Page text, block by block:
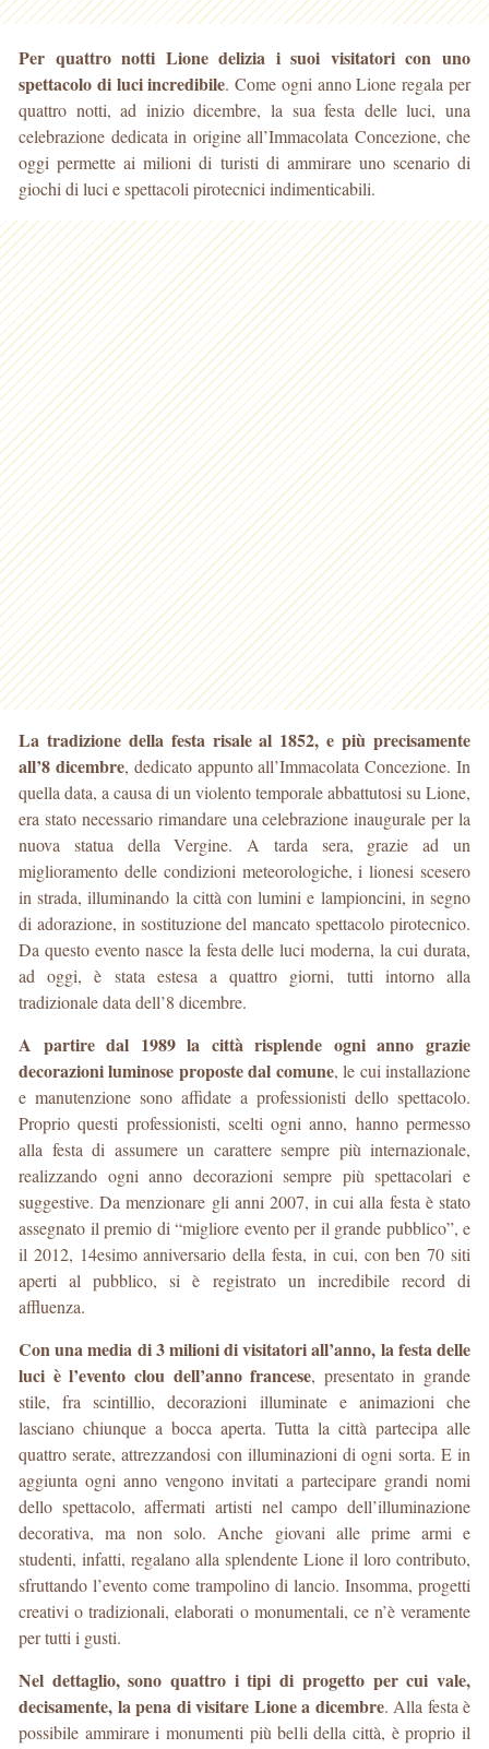
Per quattro notti Lione delizia i suoi visitatori con uno
spettacolo di luci incredibile. Come ogni anno Lione regala per
quattro notti, ad inizio dicembre, la sua festa delle luci, una
celebrazione dedicata in origine all’Immacolata Concezione, che
oggi permette ai milioni di turisti di ammirare uno scenario di
giochi di luci e spettacoli pirotecnici indimenticabili.
La tradizione della festa risale al 1852, e più precisamente
all’8 dicembre, dedicato appunto all’Immacolata Concezione. In
quella data, a causa di un violento temporale abbattutosi su Lione,
era stato necessario rimandare una celebrazione inaugurale per la
nuova statua della Vergine. A tarda sera, grazie ad un
miglioramento delle condizioni meteorologiche, i lionesi scesero
in strada, illuminando la città con lumini e lampioncini, in segno
di adorazione, in sostituzione del mancato spettacolo pirotecnico.
Da questo evento nasce la festa delle luci moderna, la cui durata,
ad oggi, è stata estesa a quattro giorni, tutti intorno alla
tradizionale data dell’8 dicembre.
A partire dal 1989 la città risplende ogni anno grazie
decorazioni luminose proposte dal comune, le cui installazione
e manutenzione sono affidate a professionisti dello spettacolo.
Proprio questi professionisti, scelti ogni anno, hanno permesso
alla festa di assumere un carattere sempre più internazionale,
realizzando ogni anno decorazioni sempre più spettacolari e
suggestive. Da menzionare gli anni 2007, in cui alla festa è stato
assegnato il premio di “migliore evento per il grande pubblico”, e
il 2012, 14esimo anniversario della festa, in cui, con ben 70 siti
aperti al pubblico, si è registrato un incredibile record di
affluenza.
Con una media di 3 milioni di visitatori all’anno, la festa delle
luci è l’evento clou dell’anno francese, presentato in grande
stile, fra scintillio, decorazioni illuminate e animazioni che
lasciano chiunque a bocca aperta. Tutta la città partecipa alle
quattro serate, attrezzandosi con illuminazioni di ogni sorta. E in
aggiunta ogni anno vengono invitati a partecipare grandi nomi
dello spettacolo, affermati artisti nel campo dell’illuminazione
decorativa, ma non solo. Anche giovani alle prime armi e
studenti, infatti, regalano alla splendente Lione il loro contributo,
sfruttando l’evento come trampolino di lancio. Insomma, progetti
creativi o tradizionali, elaborati o monumentali, ce n’è veramente
per tutti i gusti.
Nel dettaglio, sono quattro i tipi di progetto per cui vale,
decisamente, la pena di visitare Lione a dicembre. Alla festa è
possibile ammirare i monumenti più belli della città, è proprio il